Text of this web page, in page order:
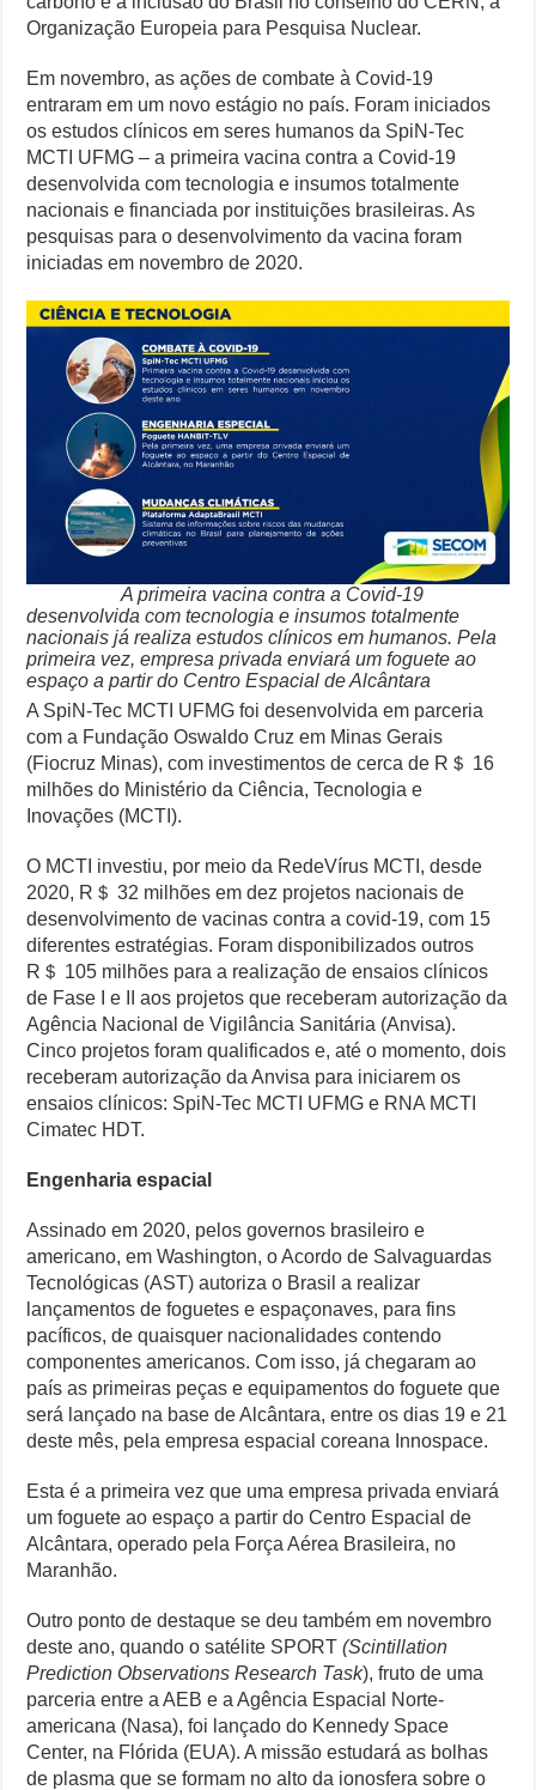
brasileira
nos
4
anos
Organização Europeia para Pesquisa Nuclear.
Em novembro, as ações de combate à Covid-19
entraram em um novo estágio no país. Foram iniciados
os estudos clínicos em seres humanos da SpiN-Tec
MCTI UFMG – a primeira vacina contra a Covid-19
desenvolvida com tecnologia e insumos totalmente
nacionais e financiada por instituições brasileiras. As
pesquisas para o desenvolvimento da vacina foram
iniciadas em novembro de 2020.
A primeira vacina contra a Covid-19
desenvolvida com tecnologia e insumos totalmente
nacionais já realiza estudos clínicos em humanos. Pela
primeira vez, empresa privada enviará um foguete ao
espaço a partir do Centro Espacial de Alcântara
A SpiN-Tec MCTI UFMG foi desenvolvida em parceria
com a Fundação Oswaldo Cruz em Minas Gerais
(Fiocruz Minas), com investimentos de cerca de R＄ 16
milhões do Ministério da Ciência, Tecnologia e
Inovações (MCTI).
O MCTI investiu, por meio da RedeVírus MCTI, desde
2020, R＄ 32 milhões em dez projetos nacionais de
desenvolvimento de vacinas contra a covid-19, com 15
diferentes estratégias. Foram disponibilizados outros
R＄ 105 milhões para a realização de ensaios clínicos
de Fase I e II aos projetos que receberam autorização da
Agência Nacional de Vigilância Sanitária (Anvisa).
Cinco projetos foram qualificados e, até o momento, dois
receberam autorização da Anvisa para iniciarem os
ensaios clínicos: SpiN-Tec MCTI UFMG e RNA MCTI
Cimatec HDT.
Engenharia espacial
Assinado em 2020, pelos governos brasileiro e
americano, em Washington, o Acordo de Salvaguardas
Tecnológicas (AST) autoriza o Brasil a realizar
lançamentos de foguetes e espaçonaves, para fins
pacíficos, de quaisquer nacionalidades contendo
componentes americanos. Com isso, já chegaram ao
país as primeiras peças e equipamentos do foguete que
será lançado na base de Alcântara, entre os dias 19 e 21
deste mês, pela empresa espacial coreana Innospace.
Esta é a primeira vez que uma empresa privada enviará
um foguete ao espaço a partir do Centro Espacial de
Alcântara, operado pela Força Aérea Brasileira, no
Maranhão.
Outro ponto de destaque se deu também em novembro
deste ano, quando o satélite SPORT(Scintillation
Prediction Observations Research Task), fruto de uma
parceria entre a AEB e a Agência Espacial Norte-
americana (Nasa), foi lançado do Kennedy Space
Center, na Flórida (EUA). A missão estudará as bolhas
de plasma que se formam no alto da ionosfera sobre o